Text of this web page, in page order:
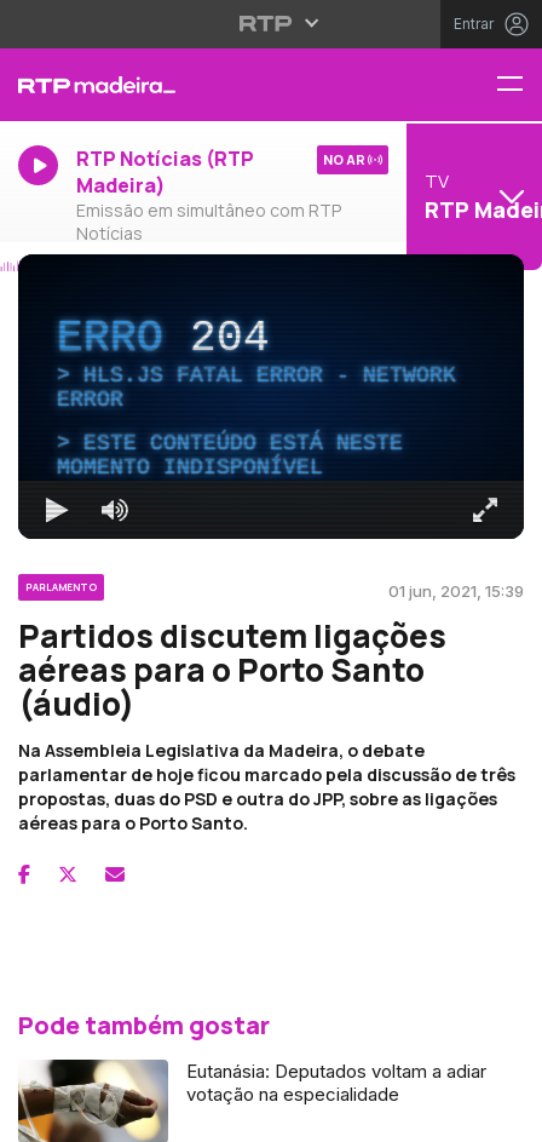
Entrar
RTP Notícias (RTP
Madeira)
Emissão em simultâneo com RTP
Notícias
NO AR
TV
RTP
ERRO204
HLS.JS FATAL ERROR - NETWORK
ERROR
ESTE CONTEÚDO ESTÁ NESTE
MOMENTO INDISPONÍVEL
PARLAMENTO 01 jun, 2021, 15:39
Partidos discutem ligações
aéreas para o Porto Santo
(áudio)
Na Assembleia Legislativa da Madeira, o debate
parlamentar de hoje ficou marcado pela discussão de três
propostas, duas do PSD e outra do JPP, sobre as ligações
aéreas para o Porto Santo.
Pode também gostar
Eutanásia: Deputados voltam a adiar
votação na especialidade